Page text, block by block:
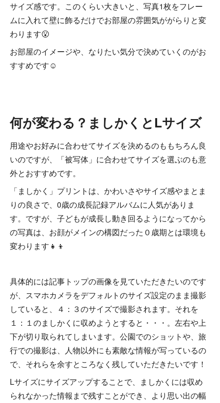
サイズ感です。このくらい大きいと、写真1枚をフレー
ムに入れて壁に飾るだけでお部屋の雰囲気ががらりと変
わります😮
お部屋のイメージや、なりたい気分で決めていくのがお
すすめです☺
何が変わる？ましかくとLサイズ
用途やお好みに合わせてサイズを決めるのももちろん良
いのですが、「被写体」に合わせてサイズを選ぶのも意
外とおすすめです。
「ましかく」プリントは、かわいさやサイズ感やまとま
りの良さで、0歳の成長記録アルバムに人気がありま
す。ですが、子どもが成長し動き回るようになってから
の写真は、お顔がメインの構図だった０歳期とは環境も
変わります👧👦
具体的には記事トップの画像を見ていただきたいのです
が、スマホカメラをデフォルトのサイズ設定のまま撮影
していると、４：３のサイズで撮影されます。それを
１：１のましかくに収めようとすると・・・。左右や上
下が切り取られてしまいます。公園でのショットや、旅
行での撮影は、人物以外にも素敵な情報が写っているの
で、それらを余すところなく残していただきたいです！
Lサイズにサイズアップすることで、ましかくには収め
られなかった情報まで残すことができ、より思い出の幅